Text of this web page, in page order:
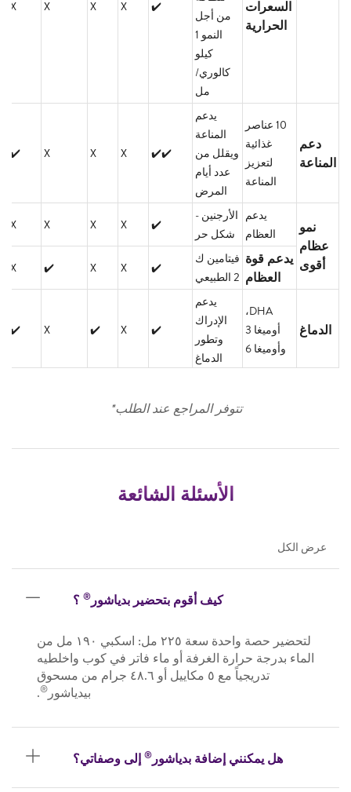
السعرات
الحرارية
من أجل
النمو 1
كيلو
كالوري/
مل
✔️
X
X
X
X
دعم
المناعة
10 عناصر
غذائية
لتعزيز
المناعة
يدعم
المناعة
ويقلل من
عدد أيام
المرض
✔️✔️
X
X
X
✔️
نمو
عظام
أقوى
يدعم
العظام
الأرجنين -
شكل حر
✔️
X
X
X
X
يدعم قوة
العظام
فيتامين ك
2 الطبيعي
✔️
X
X
✔️
X
الدماغ
DHA،
أوميغا 3
وأوميغا 6
يدعم
الإدراك
وتطور
الدماغ
✔️
X
✔️
X
✔️
تتوفر المراجع عند الطلب*
الأسئلة الشائعة
عرض الكل
كيف أقوم بتحضير بدياشور® ؟
لتحضير حصة واحدة سعة ٢٢٥ مل: اسكبي ١٩٠ مل من
الماء بدرجة حرارة الغرفة أو ماء فاتر في كوب واخلطيه
تدريجياً مع ٥ مكاييل أو ٤٨.٦ جرام من مسحوق
بيدياشور ®
.
هل يمكنني إضافة بدياشور® إلى وصفاتي؟